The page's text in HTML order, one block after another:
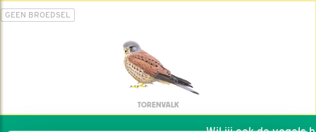
GEEN BROEDSEL
TORENVALK